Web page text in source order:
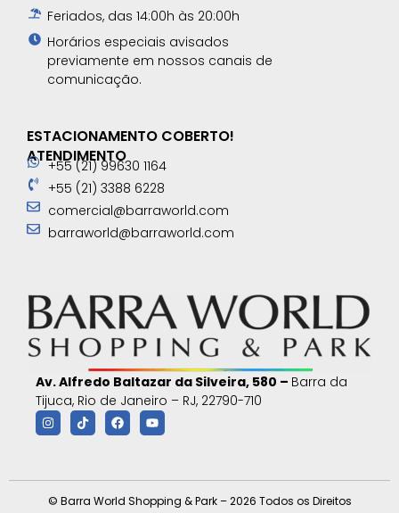
Feriados, das 14:00h às 20:00h
Horários especiais avisados
previamente em nossos canais de
comunicação.​
ESTACIONAMENTO COBERTO!
ATENDIMENTO
+55 (21) 99630 1164
+55 (21) 3388 6228
comercial@barraworld.com
barraworld@barraworld.com
Av. Alfredo Baltazar da Silveira, 580 – Barra da
Tijuca, Rio de Janeiro – RJ, 22790-710
© Barra World Shopping & Park – 2026 Todos os Direitos